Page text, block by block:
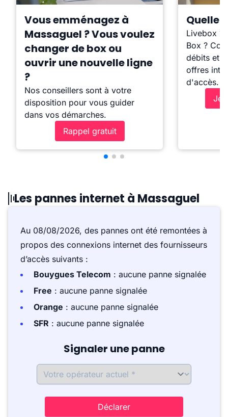
Vous emménagez à
Massaguel ? Vous voulez
changer de box ou
ouvrir une nouvelle ligne
?
Nos conseillers sont à votre
disposition pour vous guider
dans vos démarches.
Rappel gratuit
Quelle
Livebox ?
Box ?
débits et
offres
d'accès.
Je
Les pannes internet à Massaguel
Au 08/08/2026, des pannes ont été remontées à
propos des connexions internet des fournisseurs
d’accès suivants :
Bouygues Telecom : aucune panne signalée
Free : aucune panne signalée
Orange : aucune panne signalée
SFR : aucune panne signalée
Signaler une panne
Déclarer